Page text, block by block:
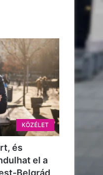
KÖZÉLET
és
el a
Belgrád